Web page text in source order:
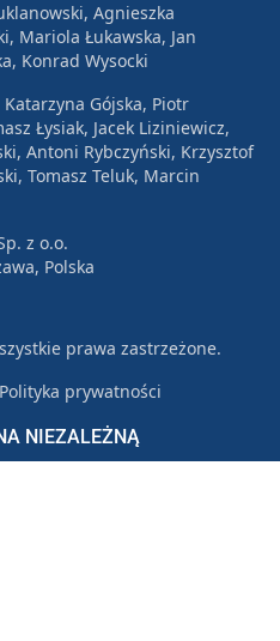
NIEZALEŻNĄ
Agnieszka
Mariola Łukawska, Jan
Konrad Wysocki
Gójska, Piotr
Łysiak, Jacek Liziniewicz,
Antoni Rybczyński, Krzysztof
Tomasz Teluk, Marcin
z o.o.
Polska
prawa zastrzeżone.
Polityka prywatności